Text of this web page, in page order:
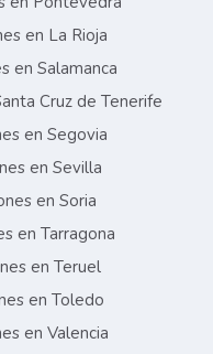
en La Rioja
en Salamanca
Cruz de Tenerife
en Segovia
en Sevilla
en Soria
en Tarragona
en Teruel
en Toledo
en Valencia